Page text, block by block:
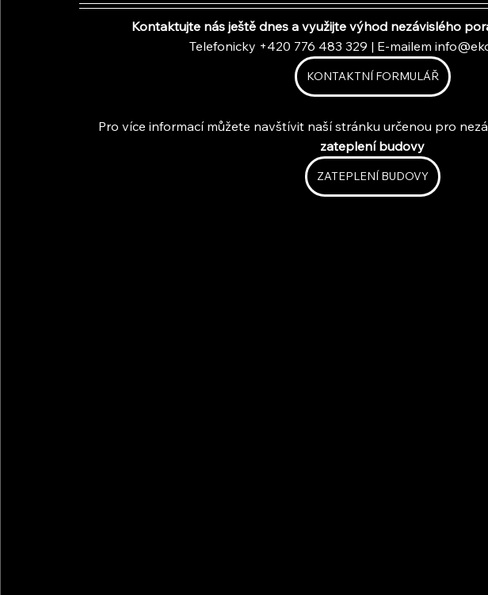
Kontaktujte nás ještě dnes a využijte výhod nezávislého
Telefonicky +420 776 483 329 | E-mailem
KONTAKTNÍ FORMULÁŘ
Pro více informací můžete navštívit naší stránku určenou pro
zateplení budovy
ZATEPLENÍ BUDOVY